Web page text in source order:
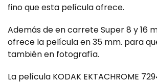
fino que esta película ofrece.
Además de en carrete Super 8 y 16
ofrece la película en 35 mm. para
también en fotografía.
La película KODAK EKTACHROME